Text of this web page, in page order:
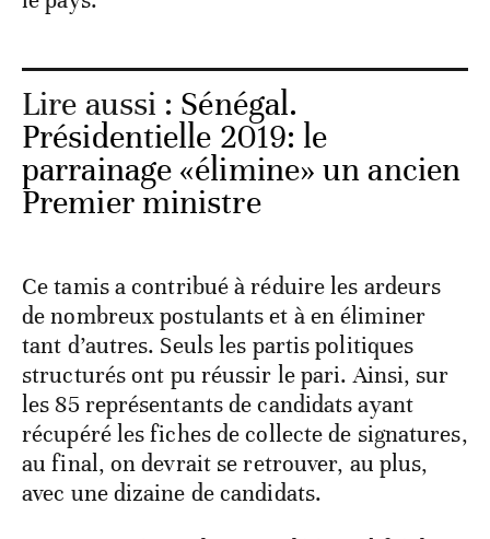
Lire aussi : Sénégal.
Présidentielle 2019: le
parrainage «élimine» un ancien
Premier ministre
Ce tamis a contribué à réduire les ardeurs
de nombreux postulants et à en éliminer
tant d’autres. Seuls les partis politiques
structurés ont pu réussir le pari. Ainsi, sur
les 85 représentants de candidats ayant
récupéré les fiches de collecte de signatures,
au final, on devrait se retrouver, au plus,
avec une dizaine de candidats.